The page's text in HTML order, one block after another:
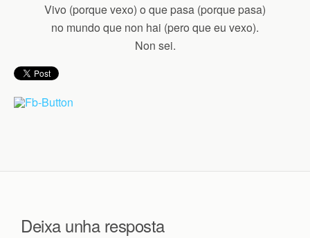
Vivo (porque vexo) o que pasa (porque pasa)
no mundo que non hai (pero que eu vexo).
Non sei.
Deixa unha resposta